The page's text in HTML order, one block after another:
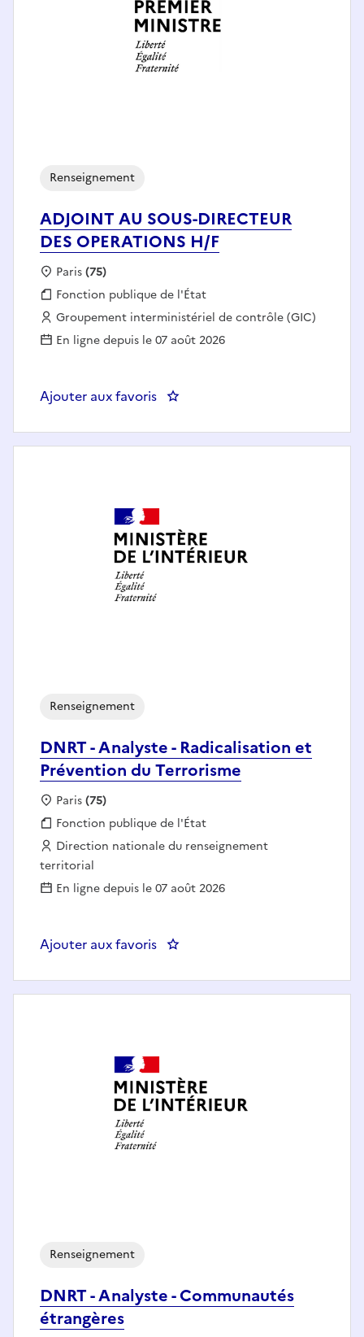
ADJOINT AU SOUS-DIRECTEUR
DES OPERATIONS H/F
Renseignement
Localisation :
Paris(75)
Fonction publique :
Fonction publique de l'État
Employeur :
Groupement interministériel de contrôle (GIC)
En ligne depuis le 07 août 2026
Ajouter aux favoris : ADJOINT AU SOUS-
DNRT - Analyste - Radicalisation et
Prévention du Terrorisme
Renseignement
Localisation :
Paris(75)
Fonction publique :
Fonction publique de l'État
Employeur :
Direction nationale du renseignement
territorial
En ligne depuis le 07 août 2026
Ajouter aux favoris : DNRT - Analyste -
DNRT - Analyste - Communautés
étrangères
Renseignement